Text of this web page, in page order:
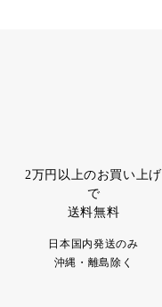
2万円以上のお買い上げ
で
送料無料
日本国内発送のみ
沖縄・離島除く